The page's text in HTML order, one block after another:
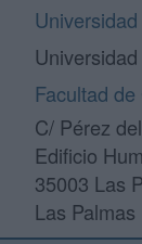
Facultad
C/ Pérez
Edificio
35003 Las
Las Palmas